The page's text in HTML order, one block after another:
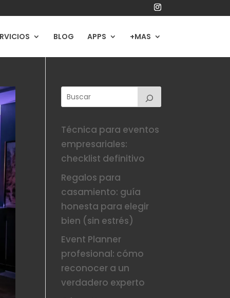
BLOG APPS +MAS
Técnica para eventos
empresariales:
checklist definitivo
Regalos para
casamiento: guía
honesta para elegir
bien (sin estrés)
Event Planner
profesional: cómo
reconocer a un
verdadero experto